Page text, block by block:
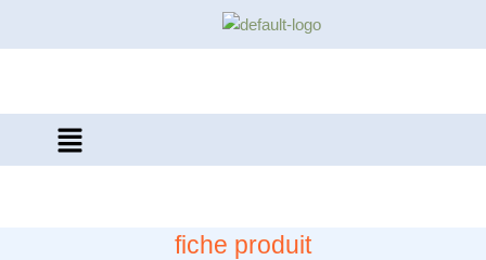
fiche produit